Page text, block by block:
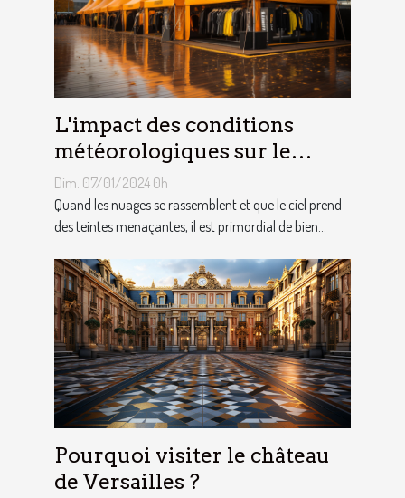
L'impact des conditions
météorologiques sur le
choix des tentes publicitaires
Dim. 07/01/2024 0h
Quand les nuages se rassemblent et que le ciel prend
des teintes menaçantes, il est primordial de bien...
Pourquoi visiter le château
de Versailles ?